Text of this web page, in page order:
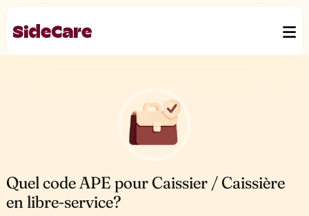
Quel code APE pour Caissier / Caissière
en libre-service?